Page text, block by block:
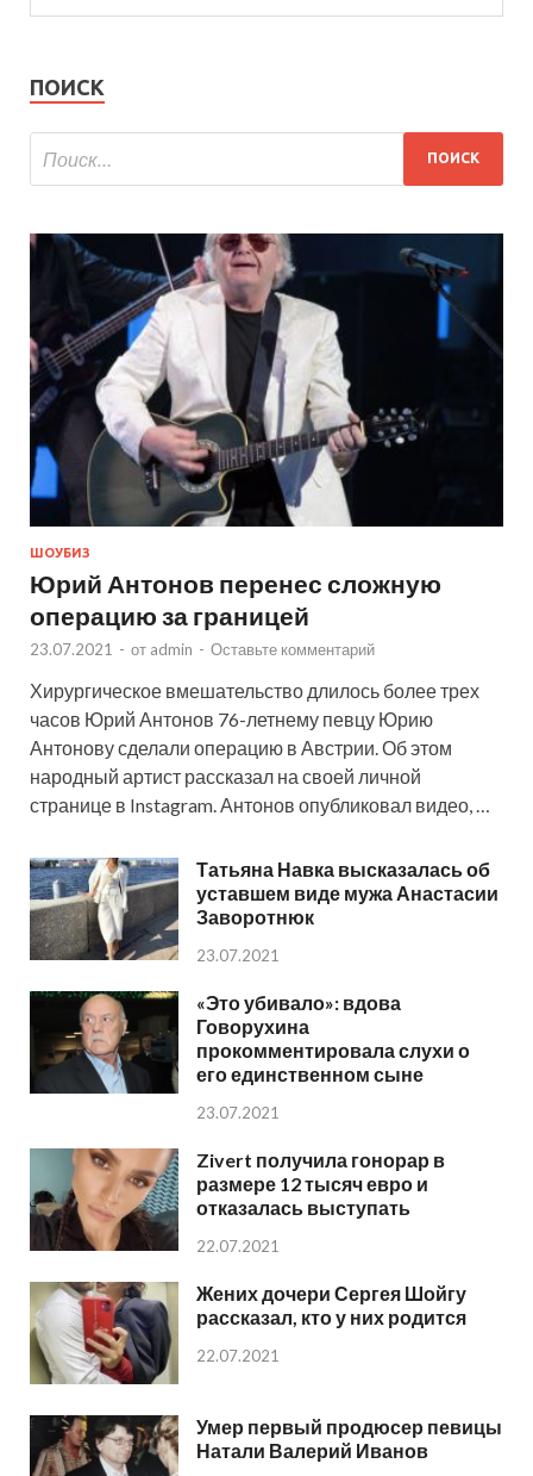
ПОИСК
ШОУБИЗ
Юрий Антонов перенес сложную
операцию за границей
23.07.2021 - от admin - Оставьте комментарий
Хирургическое вмешательство длилось более трех
часов Юрий Антонов 76-летнему певцу Юрию
Антонову сделали операцию в Австрии. Об этом
народный артист рассказал на своей личной
странице в Instagram. Антонов опубликовал видео, …
Татьяна Навка высказалась об
уставшем виде мужа Анастасии
Заворотнюк
23.07.2021
«Это убивало»: вдова
Говорухина
прокомментировала слухи о
его единственном сыне
23.07.2021
Zivert получила гонорар в
размере 12 тысяч евро и
отказалась выступать
22.07.2021
Жених дочери Сергея Шойгу
рассказал, кто у них родится
22.07.2021
Умер первый продюсер певицы
Натали Валерий Иванов